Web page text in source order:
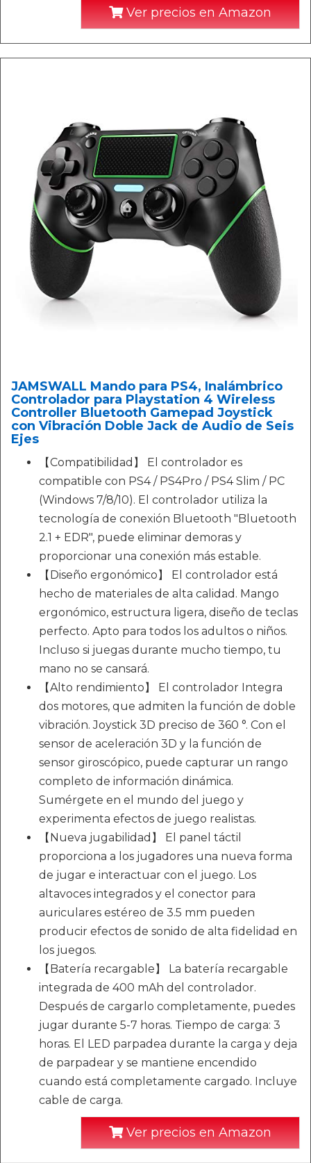
Ver precios en Amazon
JAMSWALL Mando para PS4, Inalámbrico
Controlador para Playstation 4 Wireless
Controller Bluetooth Gamepad Joystick
con Vibración Doble Jack de Audio de Seis
Ejes
【Compatibilidad】 El controlador es
compatible con PS4 / PS4Pro / PS4 Slim / PC
(Windows 7/8/10). El controlador utiliza la
tecnología de conexión Bluetooth "Bluetooth
2.1 + EDR", puede eliminar demoras y
proporcionar una conexión más estable.
【Diseño ergonómico】 El controlador está
hecho de materiales de alta calidad. Mango
ergonómico, estructura ligera, diseño de teclas
perfecto. Apto para todos los adultos o niños.
Incluso si juegas durante mucho tiempo, tu
mano no se cansará.
【Alto rendimiento】 El controlador Integra
dos motores, que admiten la función de doble
vibración. Joystick 3D preciso de 360 °. Con el
sensor de aceleración 3D y la función de
sensor giroscópico, puede capturar un rango
completo de información dinámica.
Sumérgete en el mundo del juego y
experimenta efectos de juego realistas.
【Nueva jugabilidad】 El panel táctil
proporciona a los jugadores una nueva forma
de jugar e interactuar con el juego. Los
altavoces integrados y el conector para
auriculares estéreo de 3.5 mm pueden
producir efectos de sonido de alta fidelidad en
los juegos.
【Batería recargable】 La batería recargable
integrada de 400 mAh del controlador.
Después de cargarlo completamente, puedes
jugar durante 5-7 horas. Tiempo de carga: 3
horas. El LED parpadea durante la carga y deja
de parpadear y se mantiene encendido
cuando está completamente cargado. Incluye
cable de carga.
Ver precios en Amazon